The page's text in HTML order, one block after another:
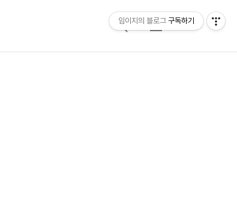
검
메
임이지의 블로그 구독하기